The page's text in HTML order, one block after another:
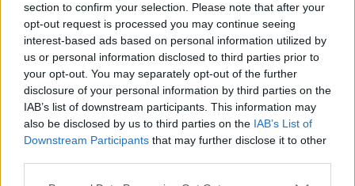
section to confirm your selection. Please note that after your
opt-out request is processed you may continue seeing
interest-based ads based on personal information utilized by
us or personal information disclosed to third parties prior to
your opt-out. You may separately opt-out of the further
disclosure of your personal information by third parties on the
IAB’s list of downstream participants. This information may
also be disclosed by us to third parties on the IAB’s List of
Downstream Participants that may further disclose it to other
Az Európai
Bankfelügyeleti Hatóság
igazgatótanácsi tagnak
választotta az MNB
felügyeleti alelnökét